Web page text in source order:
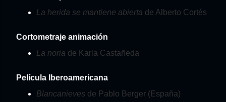
La herida se mantiene abierta de Alberto Cortés
Cortometraje animación
La noria de Karla Castañeda
Película Iberoamericana
Blancanieves de Pablo Berger (España)